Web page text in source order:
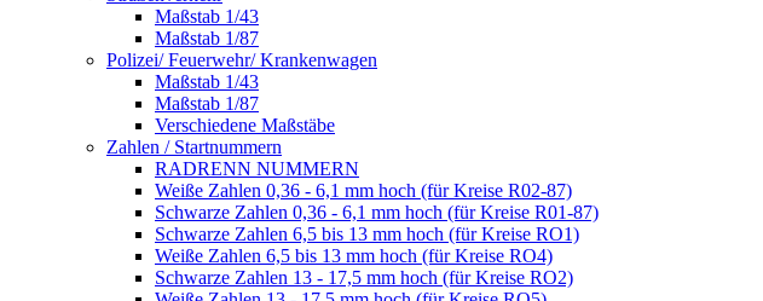
Maßstab 1/43
Maßstab 1/87
Polizei/ Feuerwehr/ Krankenwagen
Maßstab 1/43
Maßstab 1/87
Verschiedene Maßstäbe
Zahlen / Startnummern
RADRENN NUMMERN
Weiße Zahlen 0,36 - 6,1 mm hoch (für Kreise R02-87)
Schwarze Zahlen 0,36 - 6,1 mm hoch (für Kreise R01-87)
Schwarze Zahlen 6,5 bis 13 mm hoch (für Kreise RO1)
Weiße Zahlen 6,5 bis 13 mm hoch (für Kreise RO4)
Schwarze Zahlen 13 - 17,5 mm hoch (für Kreise RO2)